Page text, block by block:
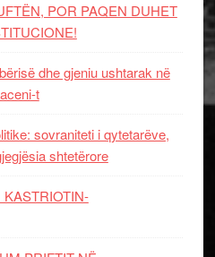
POR PAQEN DUHET
dhe gjeniu ushtarak në
t
sovraniteti i qytetarëve,
shtetërore